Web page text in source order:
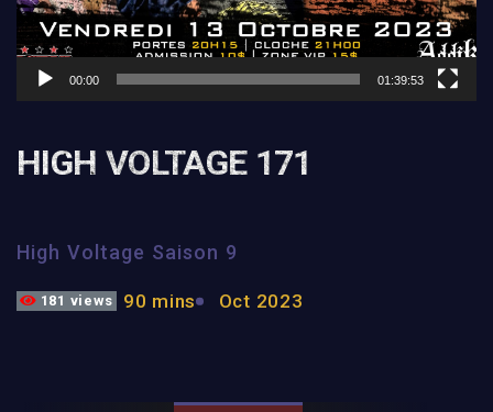
00:00 01:39:53
HIGH VOLTAGE 171
High Voltage Saison 9
181 views 90 mins Oct 2023